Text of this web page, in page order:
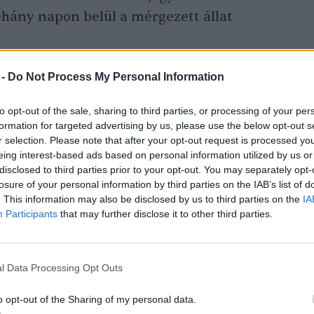
Do Not Process My Personal Information
opt-out of the sale, sharing to third parties, or processing of your
for targeted advertising by us, please use the below opt-out
selection. Please note that after your opt-out request is processed
interest-based ads based on personal information utilized by us
to third parties prior to your opt-out. You may separately
of your personal information by third parties on the IAB’s list of
This information may also be disclosed by us to third parties on the
Participants that may further disclose it to other third parties.
Data Processing Opt Outs
opt-out of the Sharing of my personal data.
napon belül a mérgezett állat
szerint csak kis dózisban, lakossági
vagy zárt etetőállomásokon
a gyakorlatban ezt sok esetben sajnos
mennyiségben és illegálisan
területeken, elsősorban a mezei pocok és a
alkalmazása 2015-ben már komoly
80 őz és 10 mezei nyúl
megyében. 2018 őszétől
mérgezés következtében elpusztult